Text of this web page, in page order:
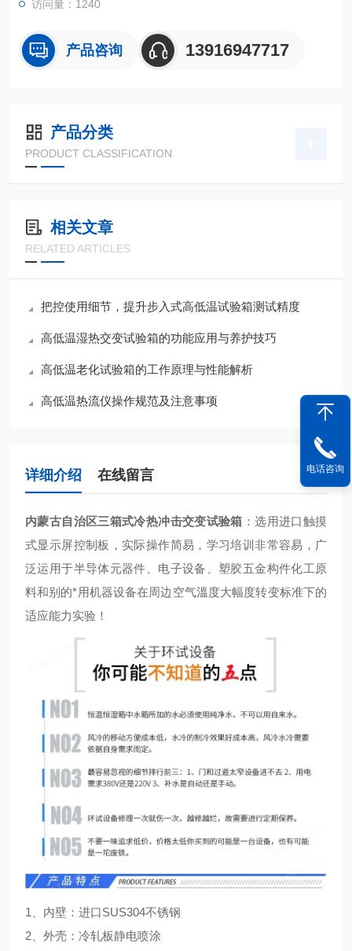
访问量：1240
产品咨询 13916947717
产品分类
PRODUCT CLASSIFICATION
相关文章
RELATED ARTICLES
把控使用细节，提升步入式高低温试验箱测试精度
高低温湿热交变试验箱的功能应用与养护技巧
高低温老化试验箱的工作原理与性能解析
高低温热流仪操作规范及注意事项
详细介绍 在线留言
内蒙古自治区三箱式冷热冲击交变试验箱 ：选用进口触摸
式显示屏控制板，实际操作简易，学习培训非常容易，广
泛运用于半导体元器件、电子设备、塑胶五金构件化工原
料和别的*用机器设备在周边空气溫度大幅度转变标准下的
适应能力实验！
1、内壁：进口SUS304不锈钢
2、外壳：冷轧板静电喷涂
电话咨询